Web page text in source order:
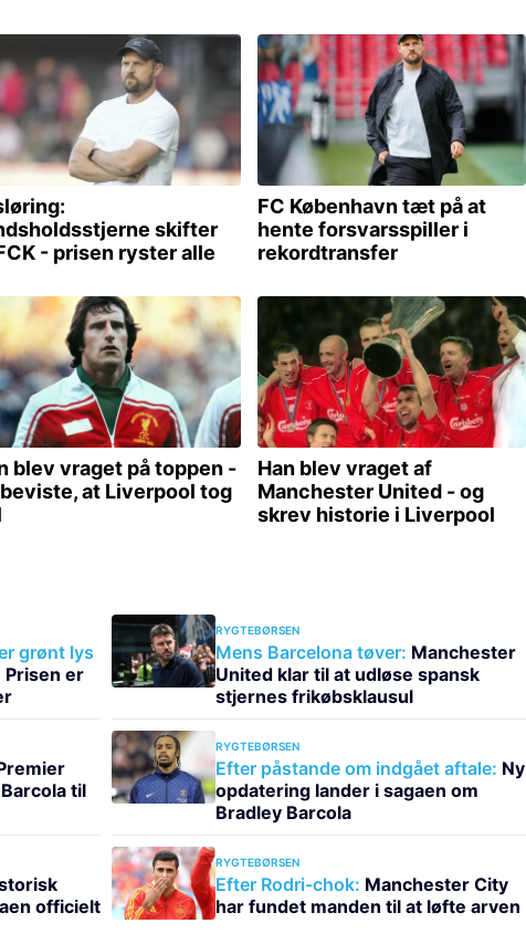
grønt lys
Prisen er
RYGTEBØRSEN
Mens Barcelona tøver: Manchester
United klar til at udløse spansk
stjernes frikøbsklausul
til
RYGTEBØRSEN
Efter påstande om indgået aftale: Ny
opdatering lander i sagaen om
Bradley Barcola
officielt
RYGTEBØRSEN
Efter Rodri-chok: Manchester City
har fundet manden til at løfte arven